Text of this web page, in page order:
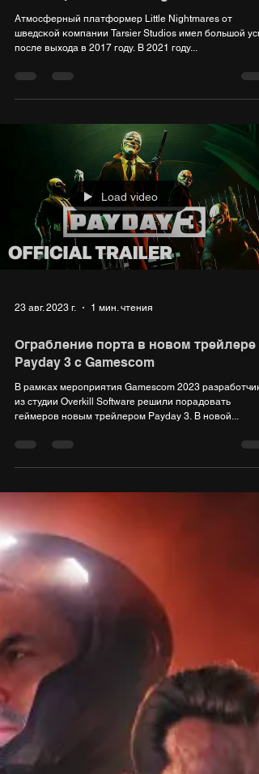
Атмосферный платформер Little Nightmares от
шведской компании Tarsier Studios имел большой
после выхода в 2017 году. В 2021 году...
Load video
23 авг. 2023 г. 1 мин. чтения
Ограбление порта в новом трейлере
Payday 3 с Gamescom
В рамках мероприятия Gamescom 2023
из студии Overkill Software решили порадовать
геймеров новым трейлером Payday 3. В новой...